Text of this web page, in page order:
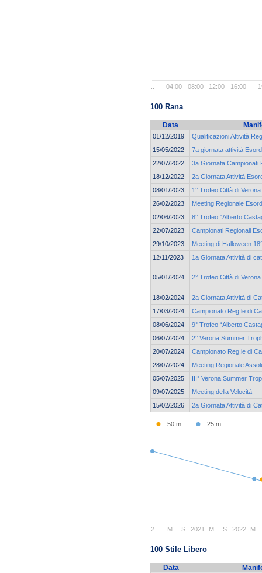
04:00 08:00 12:00 16:00
100 Rana
Data
01/12/2019
Qualificazioni Attività
15/05/2022
7a giornata attività
22/07/2022
3a Giornata Campionati
18/12/2022
2a Giornata Attività
08/01/2023
1° Trofeo Città di Verona
26/02/2023
Meeting Regionale
02/06/2023
8° Trofeo "Alberto
22/07/2023
Campionati Regionali
29/10/2023
Meeting di Halloween
12/11/2023
1a Giornata Attività di
05/01/2024 2° Trofeo Città di
18/02/2024
2a Giornata Attività di
17/03/2024
Campionato Reg.le di
08/06/2024
9° Trofeo “Alberto
06/07/2024
2° Verona Summer
20/07/2024
Campionato Reg.le di
28/07/2024
Meeting Regionale
05/07/2025
III° Verona Summer
09/07/2025
Meeting della Velocità
15/02/2026
2a Giornata Attività di
50 m 25 m
2… 2021 2022
M S M S M
100 Stile Libero
Data